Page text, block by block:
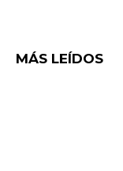
MÁS LEÍDOS